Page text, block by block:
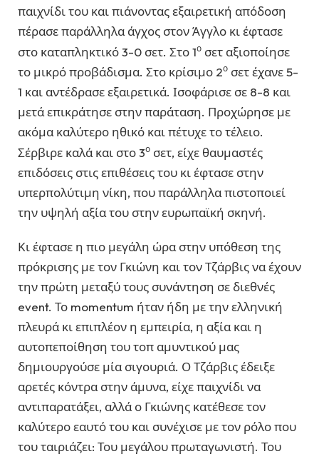
παιχνίδι του και πιάνοντας εξαιρετική απόδοση
πέρασε παράλληλα άγχος στον Άγγλο κι έφτασε
στο καταπληκτικό 3-0 σετ. Στο 1ο σετ αξιοποίησε
το μικρό προβάδισμα. Στο κρίσιμο 2ο σετ έχανε 5-
1 και αντέδρασε εξαιρετικά. Ισοφάρισε σε 8-8 και
μετά επικράτησε στην παράταση. Προχώρησε με
ακόμα καλύτερο ηθικό και πέτυχε το τέλειο.
Σέρβιρε καλά και στο 3ο σετ, είχε θαυμαστές
επιδόσεις στις επιθέσεις του κι έφτασε στην
υπερπολύτιμη νίκη, που παράλληλα πιστοποιεί
την υψηλή αξία του στην ευρωπαϊκή σκηνή.
Κι έφτασε η πιο μεγάλη ώρα στην υπόθεση της
πρόκρισης με τον Γκιώνη και τον Τζάρβις να έχουν
την πρώτη μεταξύ τους συνάντηση σε διεθνές
event. Το momentum ήταν ήδη με την ελληνική
πλευρά κι επιπλέον η εμπειρία, η αξία και η
αυτοπεποίθηση του τοπ αμυντικού μας
δημιουργούσε μία σιγουριά. Ο Τζάρβις έδειξε
αρετές κόντρα στην άμυνα, είχε παιχνίδι να
αντιπαρατάξει, αλλά ο Γκιώνης κατέθεσε τον
καλύτερο εαυτό του και συνέχισε με τον ρόλο που
του ταιριάζει: Του μεγάλου πρωταγωνιστή. Του